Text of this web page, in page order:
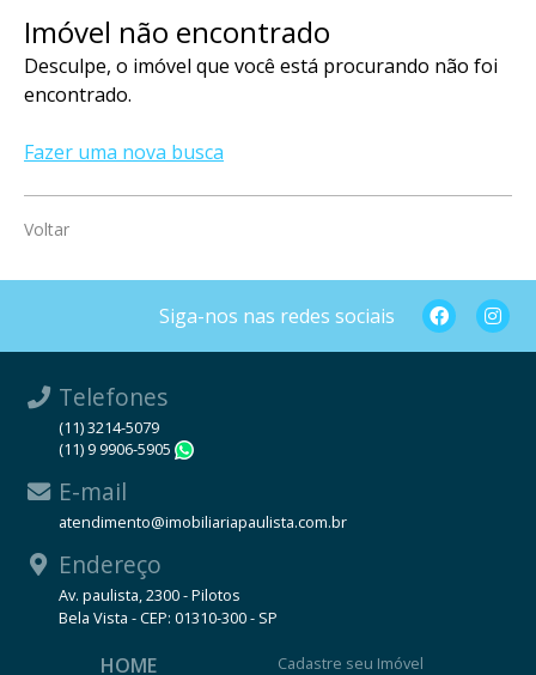
Imóvel não encontrado
Desculpe, o imóvel que você está procurando não foi
encontrado.
Fazer uma nova busca
Voltar
Siga-nos nas redes sociais
Telefones
(11) 3214-5079
(11) 9 9906-5905
E-mail
atendimento@imobiliariapaulista.com.br
Endereço
Av. paulista, 2300 - Pilotos
Bela Vista - CEP: 01310-300 - SP
HOME Cadastre seu Imóvel